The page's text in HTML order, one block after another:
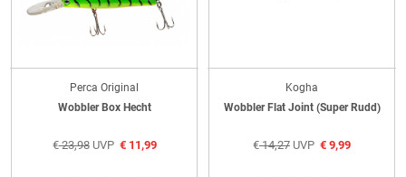
Perca Original
Wobbler Box Hecht
€23,98UVP €11,99
Kogha
Wobbler Flat Joint (Super Rudd)
€14,27 UVP € 9,99